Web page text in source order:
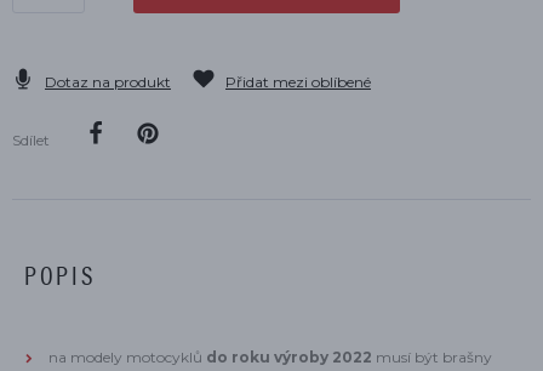
Dotaz na produkt Přidat mezi oblíbené
Sdílet
POPIS
na modely motocyklů do roku výroby 2022 musí být brašny